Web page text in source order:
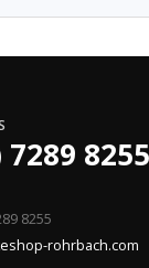
7289 8255
8255
rohrbach.com